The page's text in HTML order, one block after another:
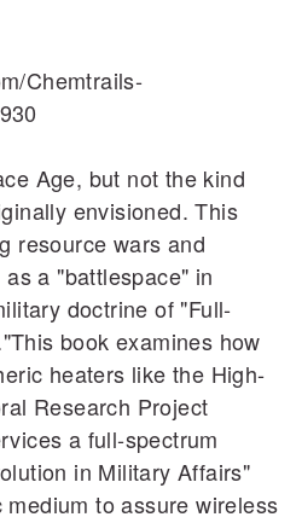
Chemtrails‐
Age, but not the kind
envisioned. This
resource wars and
a "battlespace" in
doctrine of "Full‐
book examines how
heaters like the High‐
Research Project
a full‐spectrum
in Military Affairs"
to assure wireless